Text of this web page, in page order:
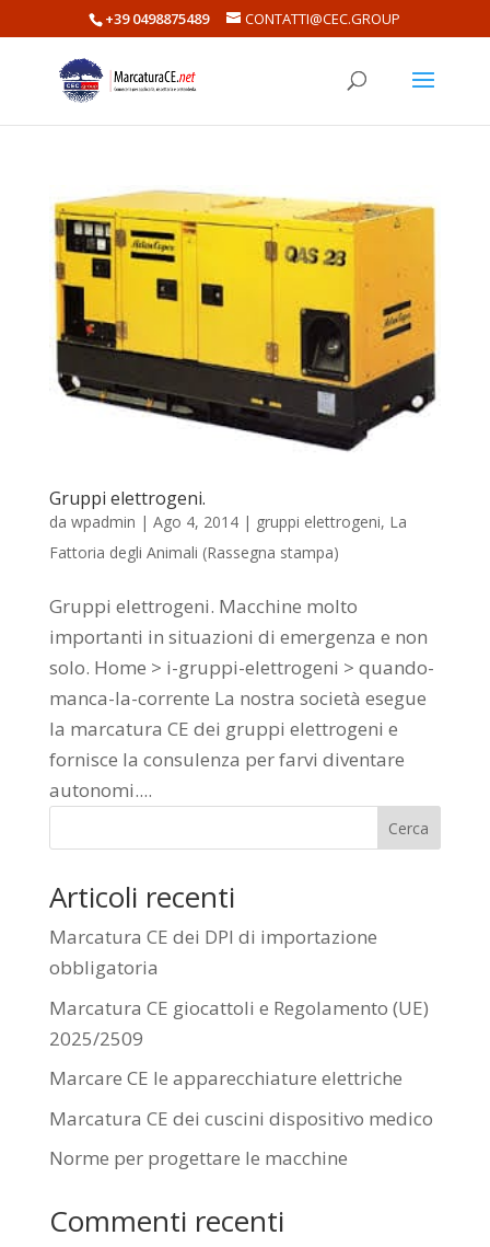
+39 0498875489 CONTATTI@CEC.GROUP
Gruppi elettrogeni.
da wpadmin | Ago 4, 2014| gruppi elettrogeni, La
Fattoria degli Animali (Rassegna stampa)
Gruppi elettrogeni. Macchine molto
importanti in situazioni di emergenza e non
solo. Home > i-gruppi-elettrogeni > quando-
manca-la-corrente La nostra società esegue
la marcatura CE dei gruppi elettrogeni e
fornisce la consulenza per farvi diventare
autonomi....
Cerca
Articoli recenti
Marcatura CE dei DPI di importazione
obbligatoria
Marcatura CE giocattoli e Regolamento (UE)
2025/2509
Marcare CE le apparecchiature elettriche
Marcatura CE dei cuscini dispositivo medico
Norme per progettare le macchine
Commenti recenti